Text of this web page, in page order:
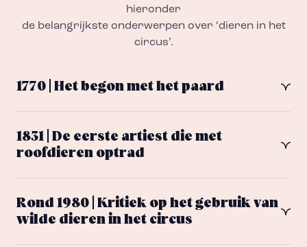
hieronder
de belangrijkste onderwerpen over ‘dieren in het
circus’.
1770 | Het begon met het paard
1831 | De eerste artiest die met
roofdieren optrad
Rond 1980 | Kritiek op het gebruik van
wilde dieren in het circus